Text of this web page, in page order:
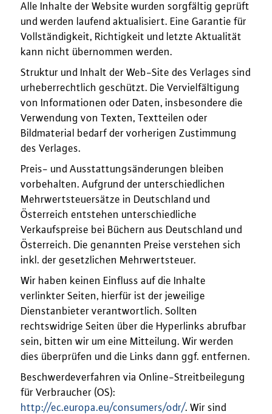
Alle Inhalte der Website wurden sorgfältig geprüft
und werden laufend aktualisiert. Eine Garantie für
Vollständigkeit, Richtigkeit und letzte Aktualität
kann nicht übernommen werden.
Struktur und Inhalt der Web-Site des Verlages sind
urheberrechtlich geschützt. Die Vervielfältigung
von Informationen oder Daten, insbesondere die
Verwendung von Texten, Textteilen oder
Bildmaterial bedarf der vorherigen Zustimmung
des Verlages.
Preis- und Ausstattungsänderungen bleiben
vorbehalten. Aufgrund der unterschiedlichen
Mehrwertsteuersätze in Deutschland und
Österreich entstehen unterschiedliche
Verkaufspreise bei Büchern aus Deutschland und
Österreich. Die genannten Preise verstehen sich
inkl. der gesetzlichen Mehrwertsteuer.
Wir haben keinen Einfluss auf die Inhalte
verlinkter Seiten, hierfür ist der jeweilige
Dienstanbieter verantwortlich. Sollten
rechtswidrige Seiten über die Hyperlinks abrufbar
sein, bitten wir um eine Mitteilung. Wir werden
dies überprüfen und die Links dann ggf. entfernen.
Beschwerdeverfahren via Online-Streitbeilegung
für Verbraucher (OS):
http://ec.europa.eu/consumers/odr/. Wir sind